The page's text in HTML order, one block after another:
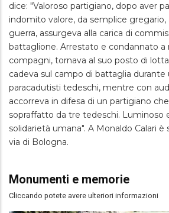
dice: "Valoroso partigiano, dopo aver
indomito valore, da semplice gregario,
guerra, assurgeva alla carica di
battaglione. Arrestato e condannato a
compagni, tornava al suo posto di
cadeva sul campo di battaglia durante
paracadutisti tedeschi, mentre con
accorreva in difesa di un partigiano
sopraffatto da tre tedeschi. Luminoso
solidarietà umana". A Monaldo Calari
via di Bologna.
Monumenti e memorie
Cliccando potete avere ulteriori informazioni